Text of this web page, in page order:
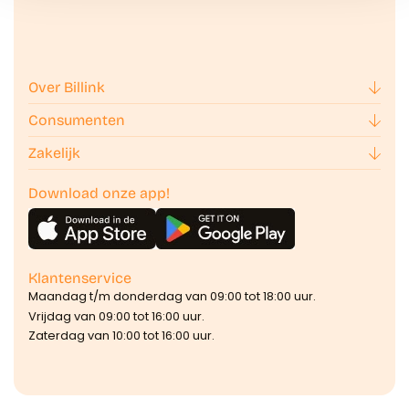
Over Billink
Consumenten
Zakelijk
Download onze app!
Klantenservice
Maandag t/m donderdag van 09:00 tot 18:00 uur.
Vrijdag van 09:00 tot 16:00 uur.
Zaterdag van 10:00 tot 16:00 uur.